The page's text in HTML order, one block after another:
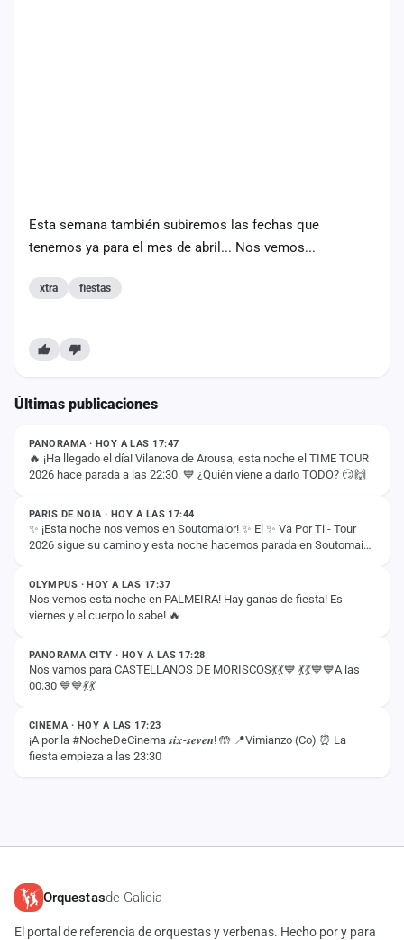
Esta semana también subiremos las fechas que
tenemos ya para el mes de abril... Nos vemos...
xtra fiestas
Últimas publicaciones
ESTADO
PANORAMA · HOY A LAS 17:47
🔥 ¡Ha llegado el día! Vilanova de Arousa, esta noche el TIME TOUR
2026 hace parada a las 22:30. 💙 ¿Quién viene a darlo TODO? 😏🙌
ESTADO
PARIS DE NOIA · HOY A LAS 17:44
✨ ¡Esta noche nos vemos en Soutomaior! ✨ El ✨ Va Por Ti - Tour
2026 sigue su camino y esta noche hacemos parada en Soutomaior
ESTADO
OLYMPUS · HOY A LAS 17:37
Nos vemos esta noche en PALMEIRA! Hay ganas de fiesta! Es
viernes y el cuerpo lo sabe! 🔥
ESTADO
PANORAMA CITY · HOY A LAS 17:28
Nos vamos para CASTELLANOS DE MORISCOS💃💃💙 💃💃💙💙A las
00:30 💙💙💃💃
ESTADO
CINEMA · HOY A LAS 17:23
¡A por la #NocheDeCinema 𝒔𝒊𝒙-𝒔𝒆𝒗𝒆𝒏! 🤲 📍Vimianzo (Co) ⏰ La
fiesta empieza a las 23:30
Orquestasde Galicia
El portal de referencia de orquestas y verbenas. Hecho por y para